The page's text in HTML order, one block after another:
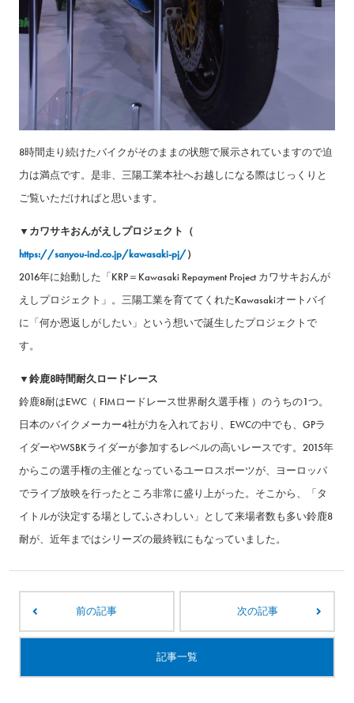
8時間走り続けたバイクがそのままの状態で展示されていますので迫
力は満点です。是非、三陽工業本社へお越しになる際はじっくりと
ご覧いただければと思います。
▼カワサキおんがえしプロジェクト（
https://sanyou-ind.co.jp/kawasaki-pj/）
2016年に始動した「KRP＝Kawasaki Repayment Project カワサキおんが
えしプロジェクト」。三陽工業を育ててくれたKawasakiオートバイ
に「何か恩返しがしたい」という想いで誕生したプロジェクトで
す。
▼鈴鹿8時間耐久ロードレース
鈴鹿8耐はEWC（ FIMロードレース世界耐久選手権 ）のうちの1つ。
日本のバイクメーカー4社が力を入れており、EWCの中でも、GPラ
イダーやWSBKライダーが参加するレベルの高いレースです。2015年
からこの選手権の主催となっているユーロスポーツが、ヨーロッパ
でライブ放映を行ったところ非常に盛り上がった。そこから、「タ
イトルが決定する場としてふさわしい」として来場者数も多い鈴鹿8
耐が、近年まではシリーズの最終戦にもなっていました。
前の記事 次の記事
記事一覧